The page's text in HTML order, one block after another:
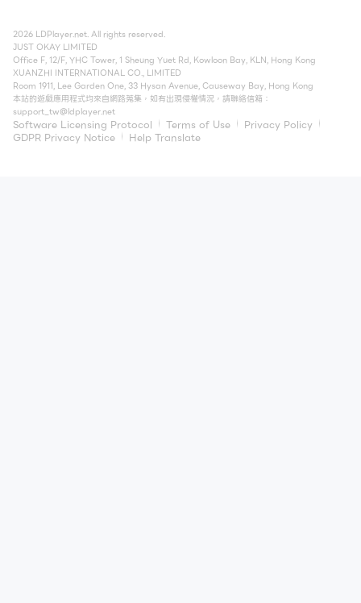
2026 LDPlayer.net. All rights reserved.
JUST OKAY LIMITED
Office F, 12/F, YHC Tower, 1 Sheung Yuet Rd, Kowloon Bay, KLN, Hong Kong
XUANZHI INTERNATIONAL CO., LIMITED
Room 1911, Lee Garden One, 33 Hysan Avenue, Causeway Bay, Hong Kong
本站的遊戲應用程式均來自網路蒐集，如有出現侵權情況，請聯絡信箱：
support_tw@ldplayer.net
Software Licensing Protocol Terms of Use
Privacy Policy
GDPR Privacy Notice
Help Translate